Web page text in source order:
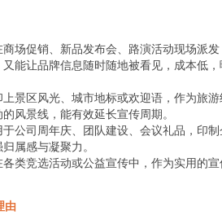
商场促销、新品发布会、路演活动现场派
能让品牌信息随时随地被看见，成本低，
上景区风光、城市地标或欢迎语，作为旅
风景线，能有效延长宣传周期。
于公司周年庆、团队建设、会议礼品，印
属感与凝聚力。
各类竞选活动或公益宣传中，作为实用的
由